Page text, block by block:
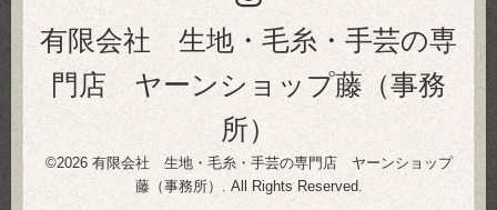
有限会社 生地・毛糸・手芸の専
門店 ヤーンショップ藤（事務
所）
©2026 有限会社 生地・毛糸・手芸の専門店 ヤーンショップ
藤（事務所） . All Rights Reserved.